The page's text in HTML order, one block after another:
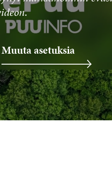
Muuta asetuksia